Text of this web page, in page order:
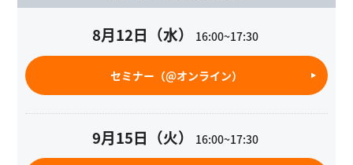
8月12日（水） 16:00~17:30
セミナー（@オンライン）
9月15日（火） 16:00~17:30